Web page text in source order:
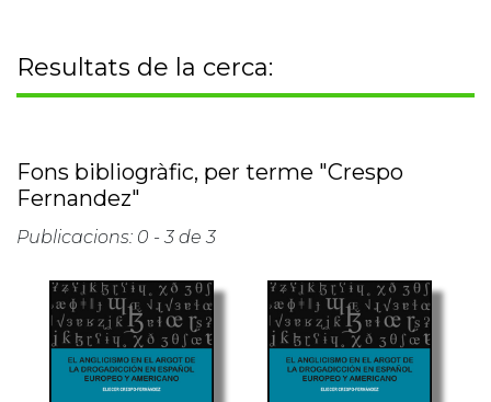
Resultats de la cerca:
Fons bibliogràfic, per terme "Crespo
Fernandez"
Publicacions: 0 - 3 de 3